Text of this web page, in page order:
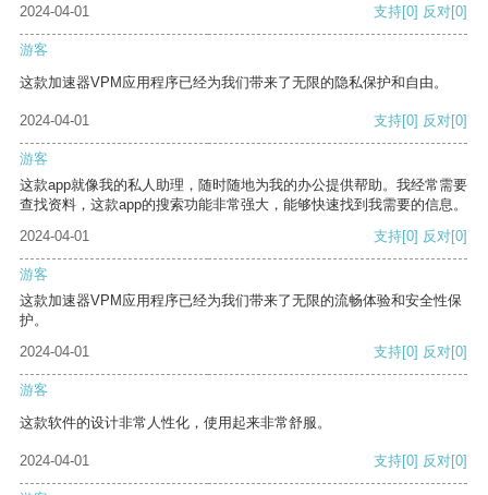
2024-04-01 支持[0] 反对[0]
游客
这款加速器VPM应用程序已经为我们带来了无限的隐私保护和自由。
2024-04-01 支持[0] 反对[0]
游客
这款app就像我的私人助理，随时随地为我的办公提供帮助。我经常需要
查找资料，这款app的搜索功能非常强大，能够快速找到我需要的信息。
2024-04-01
支持[0] 反对[0]
游客
这款加速器VPM应用程序已经为我们带来了无限的流畅体验和安全性保
护。
2024-04-01
支持[0] 反对[0]
游客
这款软件的设计非常人性化，使用起来非常舒服。
2024-04-01 支持[0] 反对[0]